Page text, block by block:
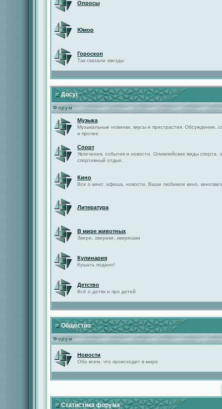
Опросы
Юмор
Гороскоп
Так сказали звезды
Досуг
Форум
Музыка
Музыкальные новинки, вкусы и пристрастия. Обсуждение,
и прочее
Спорт
Увлечения, события и новости. Олимпийские виды спорта,
спортивный отдых.
Кино
Все о кино: афиша, новости, Ваше любимое кино,
Литература
В мире животных
Звери, зверики, зверюшки
Кулинария
Кушать подано!
Детство
Всё о детях и про детей
Общество
Форум
Новости
Обо всем, что происходит в мире
Статистика форума